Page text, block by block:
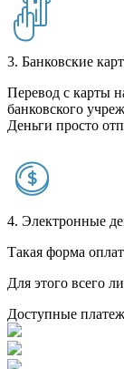
3. Банковские
Перевод с карты
банковского
Деньги просто
4. Электронные
Такая форма
Для этого всего
Доступные